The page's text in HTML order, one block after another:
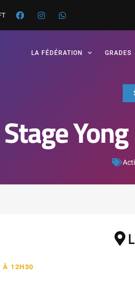
LA FÉDÉRATION GRADES
Stage
À 12H30